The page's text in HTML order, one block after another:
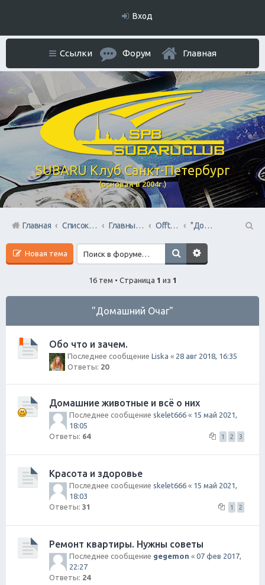
Вход
SUBARU Клуб Санкт-Петербург
(основан в 2004г.)
Ссылки Форум Главная
Главная Список форумов Главный раздел Offtop + Всяко-Разно
"Домашний Очаг"
Новая тема
16 тем • Страница 1 из 1
"Домашний Очаг"
Обо что и зачем.
Последнее сообщение Liska « 28 авг 2018, 16:35
Ответы: 20
Домашние животные и всё о них
Последнее сообщение skelet666 « 15 май 2021,
18:05
Ответы: 64 1 2 3
Красота и здоровье
Последнее сообщение skelet666 « 15 май 2021,
18:03
Ответы: 31 1 2
Ремонт квартиры. Нужны советы
Последнее сообщение gegemon « 07 фев 2017,
22:27
Ответы: 24